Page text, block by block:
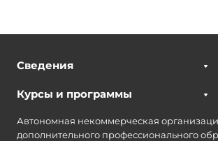
Сведения
Курсы и программы
Автономная некоммерческая
дополнительного профессионального